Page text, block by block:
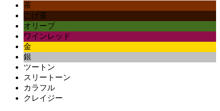
茶
こげ茶
オリーブ
ワインレッド
金
銀
ツートン
スリートーン
カラフル
クレイジー